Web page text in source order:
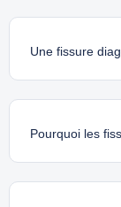
Une fissure
Pourquoi les